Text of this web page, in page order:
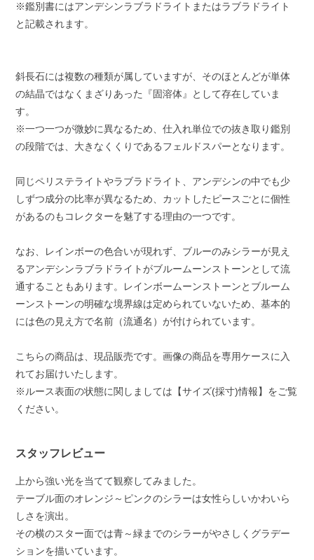
※鑑別書にはアンデシンラブラドライトまたはラブラドライト
と記載されます。
斜長石には複数の種類が属していますが、そのほとんどが単体
の結晶ではなくまざりあった『固溶体』として存在していま
す。
※一つ一つが微妙に異なるため、仕入れ単位での抜き取り鑑別
の段階では、大きなくくりであるフェルドスパーとなります。
同じペリステライトやラブラドライト、アンデシンの中でも少
しずつ成分の比率が異なるため、カットしたピースごとに個性
があるのもコレクターを魅了する理由の一つです。
なお、レインボーの色合いが現れず、ブルーのみシラーが見え
るアンデシンラブラドライトがブルームーンストーンとして流
通することもあります。レインボームーンストーンとブルーム
ーンストーンの明確な境界線は定められていないため、基本的
には色の見え方で名前（流通名）が付けられています。
こちらの商品は、現品販売です。画像の商品を専用ケースに入
れてお届けいたします。
※ルース表面の状態に関しましては【サイズ(採寸)情報】をご覧
ください。
スタッフレビュー
上から強い光を当てて観察してみました。
テーブル面のオレンジ～ピンクのシラーは女性らしいかわいら
しさを演出。
その横のスター面では青～緑までのシラーがやさしくグラデー
ションを描いています。